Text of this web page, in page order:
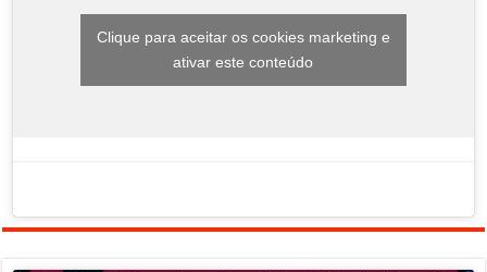
Clique para aceitar os cookies marketing e
ativar este conteúdo